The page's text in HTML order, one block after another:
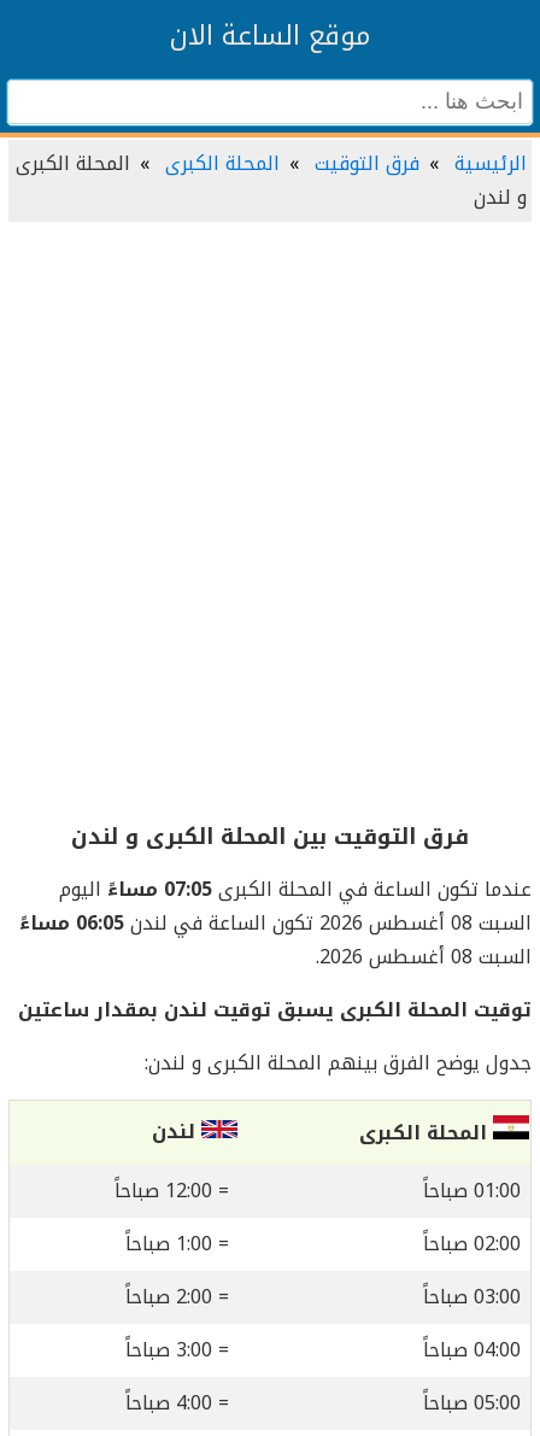
موقع الساعة الان
الرئيسية فرق التوقيت المحلة الكبرى
المحلة الكبرى
و لندن
فرق التوقيت بين المحلة الكبرى و لندن
عندما تكون الساعة في المحلة الكبرى07:05 مساءً
اليوم
السبت 08 أغسطس 2026 تكون الساعة في لندن
06:05 مساءً
السبت 08 أغسطس 2026.
توقيت المحلة الكبرى يسبق توقيت لندن بمقدار ساعتين
جدول يوضح الفرق بينهم المحلة الكبرى و لندن:
المحلة الكبرى
لندن
01:00 صباحاً
= 12:00 صباحاً
02:00 صباحاً
= 1:00 صباحاً
03:00 صباحاً
= 2:00 صباحاً
04:00 صباحاً
= 3:00 صباحاً
05:00 صباحاً
= 4:00 صباحاً